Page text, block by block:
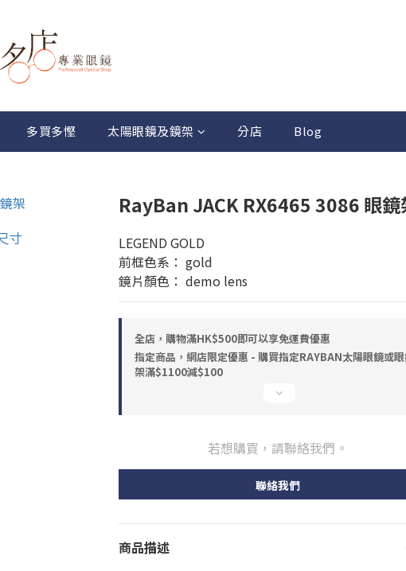
多買多慳 太陽眼鏡及鏡架 分店 Blog
RayBan JACK RX6465 3086 眼鏡
LEGEND GOLD
前框色系： gold
鏡片顏色： demo lens
全店，購物滿HK$500即可以享免運費優惠
指定商品，網店限定優惠 - 購買指定RAYBAN太陽眼鏡或
架滿$1100減$100
若想購買，請聯絡我們。
聯絡我們
商品描述